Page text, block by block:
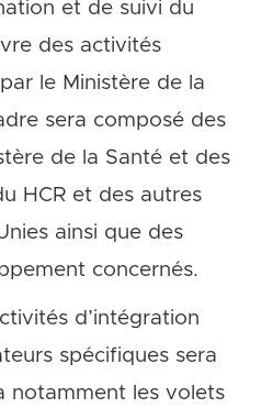
et de suivi du
des activités
le Ministère de la
sera composé des
de la Santé et des
HCR et des autres
ainsi que des
concernés.
d’intégration
spécifiques sera
notamment les volets